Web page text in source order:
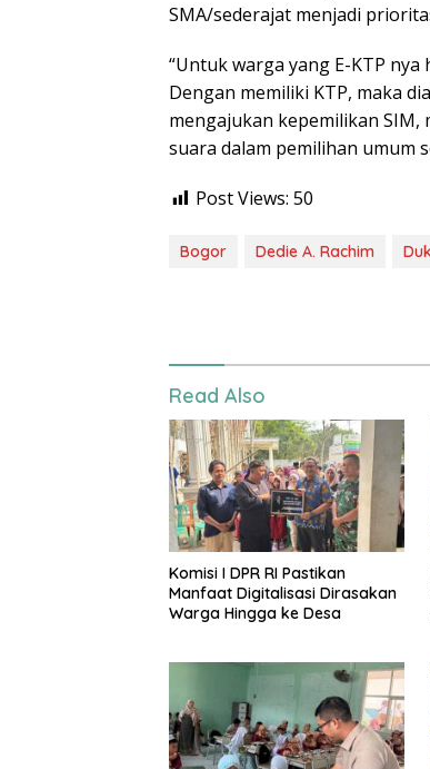
SMA/sederajat menjadi
“Untuk warga yang E-KTP
Dengan memiliki KTP, maka
mengajukan kepemilikan
suara dalam pemilihan umum
Post Views: 50
Bogor Dedie A. Rachim
Read Also
Komisi I DPR RI Pastikan
Manfaat Digitalisasi Dirasakan
Warga Hingga ke Desa